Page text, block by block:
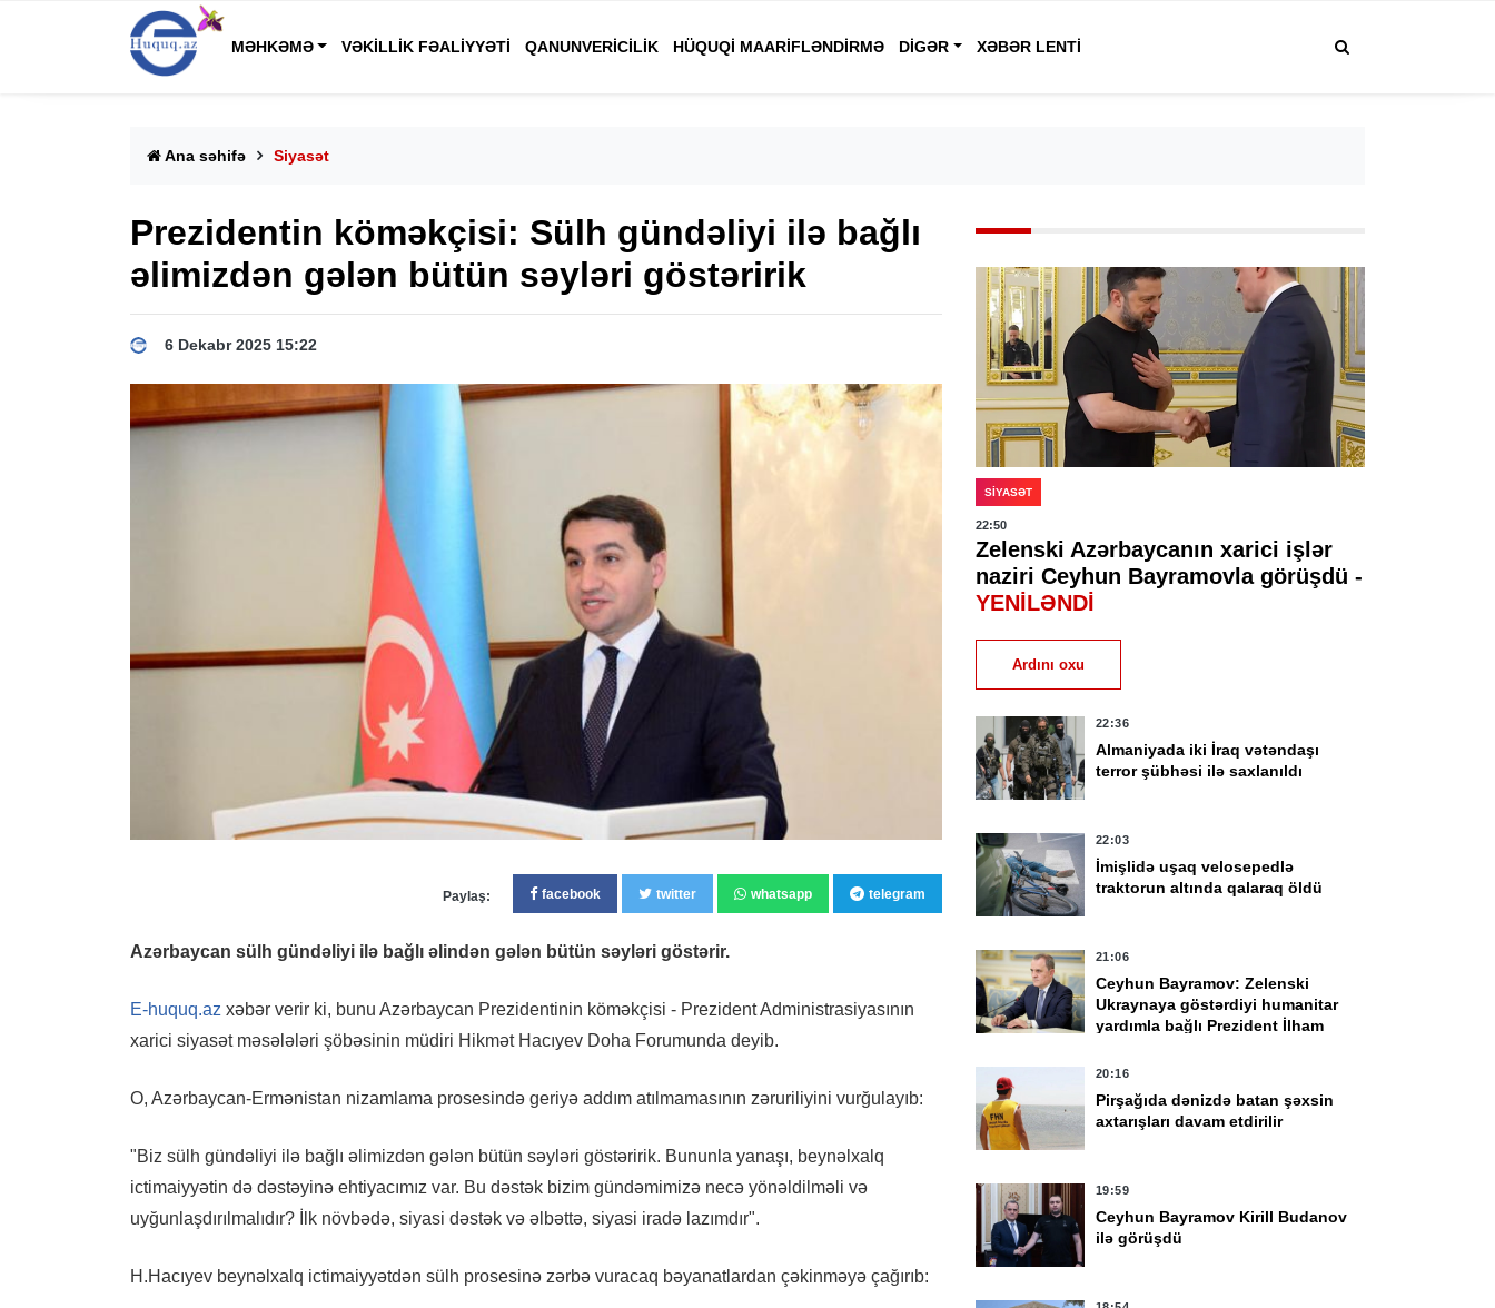
MƏHKƏMƏ VƏKILLIK FƏALIYYƏTI QANUNVERICILIK HÜQUQI MAARIFLƏNDIRMƏ DIGƏR XƏBƏR LENTI
Ana səhifə Siyasət
Prezidentin köməkçisi: Sülh gündəliyi ilə bağlı
əlimizdən gələn bütün səyləri göstəririk
6 Dekabr 2025 15:22
Paylaş: facebook twitter whatsapp telegram
Azərbaycan sülh gündəliyi ilə bağlı əlindən gələn bütün səyləri göstərir.
E-huquq.az xəbər verir ki, bunu Azərbaycan Prezidentinin köməkçisi - Prezident Administrasiyasının
xarici siyasət məsələləri şöbəsinin müdiri Hikmət Hacıyev Doha Forumunda deyib.
O, Azərbaycan-Ermənistan nizamlama prosesində geriyə addım atılmamasının zəruriliyini vurğulayıb:
"Biz sülh gündəliyi ilə bağlı əlimizdən gələn bütün səyləri göstəririk. Bununla yanaşı, beynəlxalq
ictimaiyyətin də dəstəyinə ehtiyacımız var. Bu dəstək bizim gündəmimizə necə yönəldilməli və
uyğunlaşdırılmalıdır? İlk növbədə, siyasi dəstək və əlbəttə, siyasi iradə lazımdır".
H.Hacıyev beynəlxalq ictimaiyyətdən sülh prosesinə zərbə vuracaq bəyanatlardan çəkinməyə çağırıb:
SIYASƏT
22:50
Zelenski Azərbaycanın xarici işlər
naziri Ceyhun Bayramovla görüşdü -
YENİLƏNDİ
Ardını oxu
22:36
Almaniyada iki İraq vətəndaşı
terror şübhəsi ilə saxlanıldı
22:03
İmişlidə uşaq velosepedlə
traktorun altında qalaraq öldü
21:06
Ceyhun Bayramov: Zelenski
Ukraynaya göstərdiyi humanitar
yardımla bağlı Prezident İlham
20:16
Pirşağıda dənizdə batan şəxsin
axtarışları davam etdirilir
19:59
Ceyhun Bayramov Kirill Budanov
ilə görüşdü